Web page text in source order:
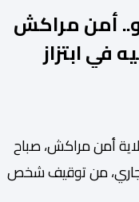
أمن مراكش
في ابتزاز
أمن مراكش، صباح
5 غشت الجاري، من توقيف شخص